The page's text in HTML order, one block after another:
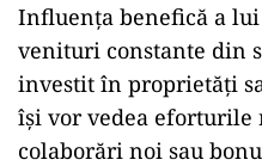
Influența benefică a
venituri constante din
investit în proprietăți
își vor vedea eforturile
colaborări noi sau